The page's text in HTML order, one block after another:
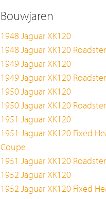
Bouwjaren
1948 Jaguar XK120
1948 Jaguar XK120 Roadster
1949 Jaguar XK120
1949 Jaguar XK120 Roadster
1950 Jaguar XK120
1950 Jaguar XK120 Roadster
1951 Jaguar XK120
1951 Jaguar XK120 Fixed
Coupe
1951 Jaguar XK120 Roadster
1952 Jaguar XK120
1952 Jaguar XK120 Fixed